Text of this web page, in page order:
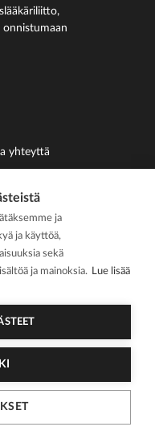
onnistumaan
yhteyttä
asetukset
ja
ja käyttöä,
sekä
ja mainoksia. Lue lisää